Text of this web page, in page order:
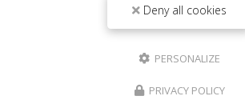
Deny all cookies
PERSONALIZE
PRIVACY POLICY